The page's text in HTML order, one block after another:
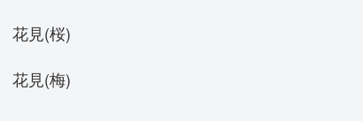
花見(桜)
花見(梅)